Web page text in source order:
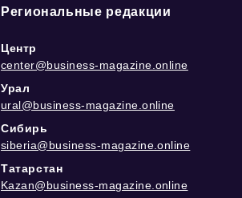
Региональные редакции
Центр
center@business-magazine.online
Урал
ural@business-magazine.online
Сибирь
siberia@business-magazine.online
Татарстан
Kazan@business-magazine.online